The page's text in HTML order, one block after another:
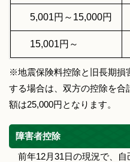
5,001円～15,000円
15,001円～
※地震保険料控除と旧長期損
する場合は、双方の控除を合
額は25,000円となります。
障害者控除
前年12月31日の現況で、自